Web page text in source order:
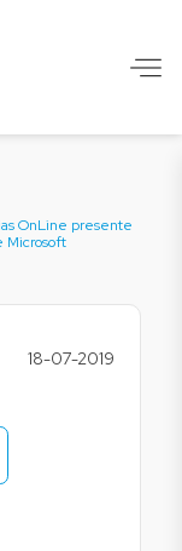
OnLine presente
Microsoft
18-07-2019